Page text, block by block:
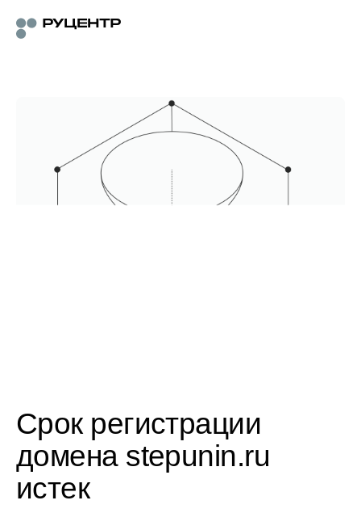
Срок регистрации
домена stepunin.ru
истек